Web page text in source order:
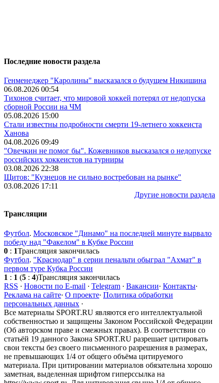
Последние новости раздела
Генменеджер "Каролины" высказался о будущем Никишина
06.08.2026 00:54
Тихонов считает, что мировой хоккей потерял от недопуска
сборной России на ЧМ
05.08.2026 15:00
Стали известны подробности смерти 19-летнего хоккеиста
Ханова
04.08.2026 09:49
"Овечкин не помог бы". Кожевников высказался о недопуске
российских хоккеистов на турниры
03.08.2026 22:38
Щитов: "Кузнецов не сильно востребован на рынке"
03.08.2026 17:11
Другие новости раздела
Трансляции
Футбол. Московское "Динамо" на последней минуте вырвало
победу над "Факелом" в Кубке России
0 : 1Трансляция закончилась
Футбол. "Краснодар" в серии пенальти обыграл "Ахмат" в
первом туре Кубка России
1 : 1 (5 : 4)Трансляция закончилась
RSS · Новости по E-mail · Telegram · Вакансии· Контакты·
Реклама на сайте· О проекте· Политика обработки
персональных данных ·
Все материалы SPORT.RU являются его интеллектуальной
собственностью и защищены Законом Российской Федерации
(Об авторском праве и смежных правах). В соответствии со
статьёй 19 данного Закона SPORT.RU разрешает цитировать
свои тексты без своего письменного разрешения в размерах,
не превышающих 1/4 от общего объёма цитируемого
материала. При цитировании материалов обязательна хорошо
заметная, выделенная шрифтом гиперссылка на